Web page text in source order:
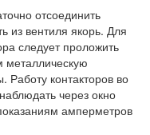
отсоединить
из вентиля якорь. Для
следует проложить
металлическую
Работу контакторов во
через окно
амперметров